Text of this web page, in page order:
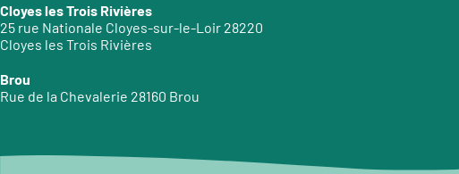
Cloyes les Trois Rivières
25 rue Nationale Cloyes-sur-le-Loir 28220
Cloyes les Trois Rivières
Brou
Rue de la Chevalerie 28160 Brou